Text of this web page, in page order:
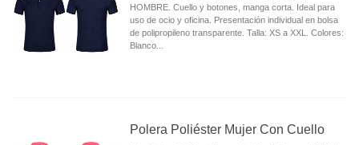
HOMBRE. Cuello y botones, manga corta. Ideal para
uso de ocio y oficina. Presentación individual en bolsa
de polipropileno transparente. Talla: XS a XXL. Colores:
Blanco...
Polera Poliéster Mujer Con Cuello